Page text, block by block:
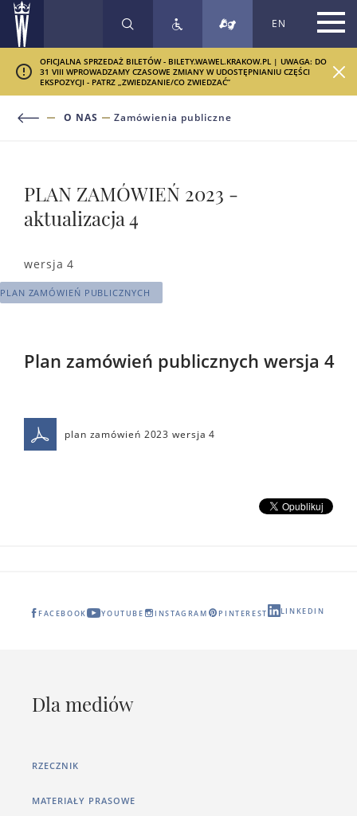
SZUKAJ EN
OFICJALNA SPRZEDAŻ BILETÓW - BILETY.WAWEL.KRAKOW.PL | UWAGA: DO
31 VIII WPROWADZAMY CZASOWE ZMIANY W UDOSTĘPNIANIU CZĘŚCI
EKSPOZYCJI - PATRZ „ZWIEDZANIE/CO ZWIEDZAĆ”
O NAS Zamówienia publiczne
PLAN ZAMÓWIEŃ 2023 -
aktualizacja 4
wersja 4
PLAN ZAMÓWIEŃ PUBLICZNYCH
Plan zamówień publicznych wersja 4
plan zamówień 2023 wersja 4
FACEBOOK YOUTUBE INSTAGRAM PINTEREST LINKEDIN
Dla mediów
RZECZNIK
MATERIAŁY PRASOWE